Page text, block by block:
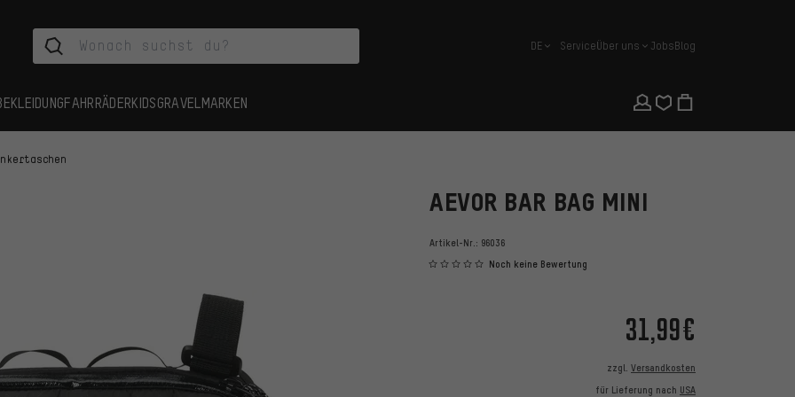
Deutsch
DE ServiceÜber uns JobsBlog
FAHRRÄDERKIDSGRAVEL MARKEN
AEVOR BAR BAG MINI
Artikel-Nr.: 96036
Noch keine Bewertung
31,99€
zzgl. Versandkosten
für Lieferung nach USA